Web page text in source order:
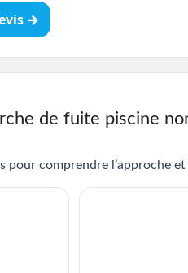
→
de fuite piscine
pour comprendre l’approche